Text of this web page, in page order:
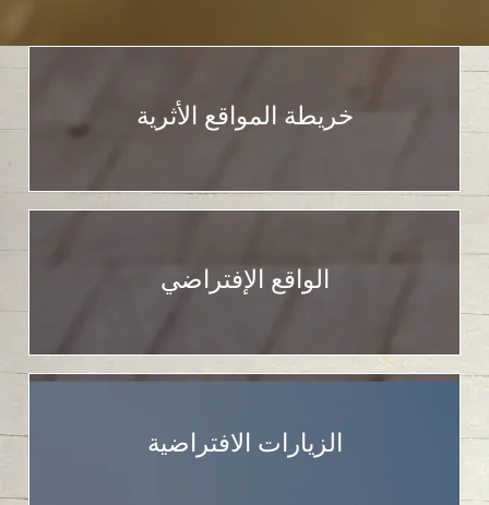
خريطة المواقع الأثرية
الواقع الإفتراضي
الزيارات الافتراضية